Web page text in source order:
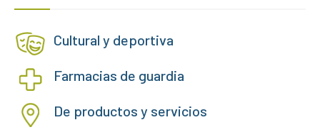
Cultural y deportiva
Farmacias de guardia
De productos y servicios